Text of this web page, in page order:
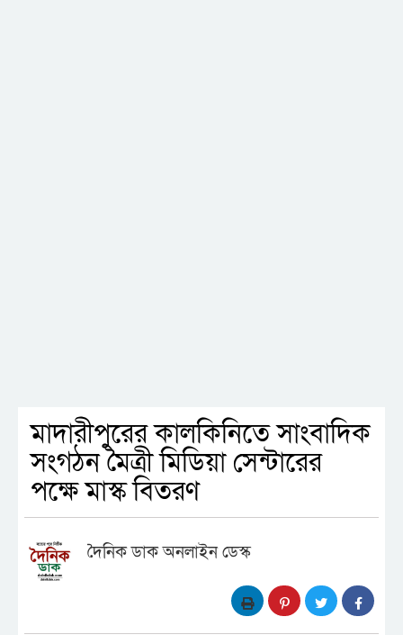
মাদারীপুরের কালকিনিতে সাংবাদিক
সংগঠন মৈত্রী মিডিয়া সেন্টারের
পক্ষে মাস্ক বিতরণ
দৈনিক ডাক অনলাইন ডেস্ক